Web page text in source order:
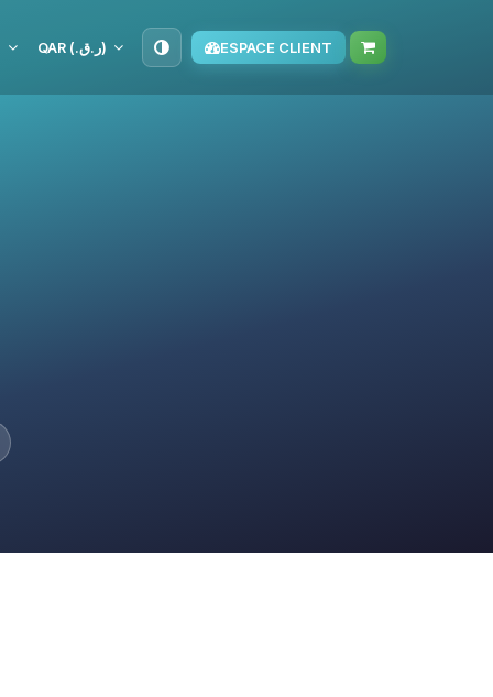
QAR (ر.ق.‏) ESPACE CLIENT